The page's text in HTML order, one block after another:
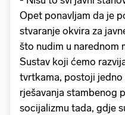
Opet ponavljam da je
stvaranje okvira za
što nudim u narednom
Sustav koji ćemo
tvrtkama, postoji jedno
rješavanja stambenog
socijalizmu tada, gdje